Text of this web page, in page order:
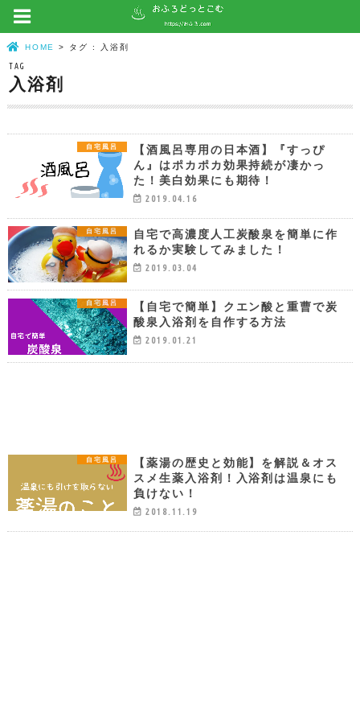
HOME タグ : 入浴剤
TAG
入浴剤
自宅風呂
【酒風呂専用の日本酒】『すっぴ
ん』はポカポカ効果持続が凄かっ
た！美白効果にも期待！
2019.04.16
自宅風呂
自宅で高濃度人工炭酸泉を簡単に作
れるか実験してみました！
2019.03.04
自宅風呂
【自宅で簡単】クエン酸と重曹で炭
酸泉入浴剤を自作する方法
2019.01.21
自宅風呂
【薬湯の歴史と効能】を解説＆オス
スメ生薬入浴剤！入浴剤は温泉にも
負けない！
2018.11.19